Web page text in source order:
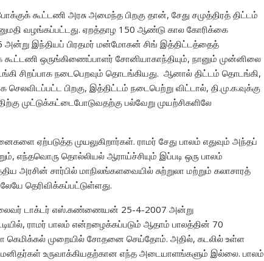
கூட்டணி அரசு அமைந்த பிறகு தான், சேது சமுத்திரத் திட்டம்
வழங்கப்பட்டது. ஏறத்தாழ 150 ஆண்டு கால கோரிக்கை
அன்று இந்தியப் பிரதமர் மன்மோகன் சிங் இத்திட்டத்தைத்
ஒருங்கிணைப்பாளர் சோனியாகாந்தியும், நானும் முன்னிலை
சிறப்பாக நடைபெறவும் தொடங்கியது. ஆனால் திட்டம் தொடங்கி,
பிறகு, இத்திட்டம் நடைபெற்று விட்டால், தி.மு.க.வுக்கு
முட்டுக்கட்டைபோடுவதற்கு பல்வேறு முயற்சிகளிலே
ஏற்படுத்த முயலுகிறார்கள். ராமர் சேது பாலம் எதுவும் அந்தப்
எந்தவொரு தொல்லியல் ஆராய்ச்சியும் இப்படி ஒரு பாலம்
அரசின் சார்பில் மாநிலங்களவையில் சுற்றுலா மற்றும் கலாசாரத்
தெரிவிக்கப்பட்டுள்ளது.
தலைவர் டாக்டர் எஸ்.கண்ணையன் 25-4-2007 அன்று
ராமர் பாலம் என்றழைக்கப்படும் ஆதாம் பாலத்தின் 70
கெமிக்கல் முறையில் சோதனை செய்தோம். அதில், கடலில் உள்ள
உருவாக்கியதற்கான எந்த அடையாளங்களும் இல்லை. பாலம்